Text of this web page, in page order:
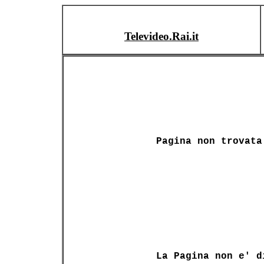
Televideo.Rai.it
Pagina non trovata
La Pagina non e'